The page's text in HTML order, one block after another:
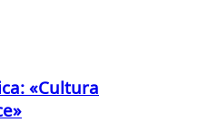
«Cultura